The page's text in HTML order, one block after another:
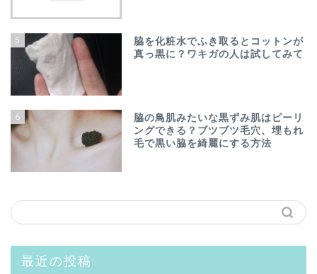
5
脇を化粧水でふき取るとコットンが
真っ黒に？ワキガの人は試してみて
6
脇の鳥肌みたいな黒ずみ肌はピーリ
ングできる？ブツブツ毛穴、埋もれ
毛で黒い脇を綺麗にする方法
最近の投稿